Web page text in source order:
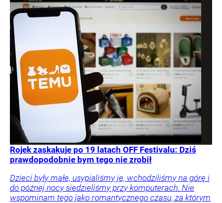
Rojek zaskakuje po 19 latach OFF Festivalu: Dziś
prawdopodobnie bym tego nie zrobił
Dzieci były małe, usypialiśmy je, wchodziliśmy na górę i
do późnej nocy siedzieliśmy przy komputerach. Nie
wspominam tego jako romantycznego czasu, za którym